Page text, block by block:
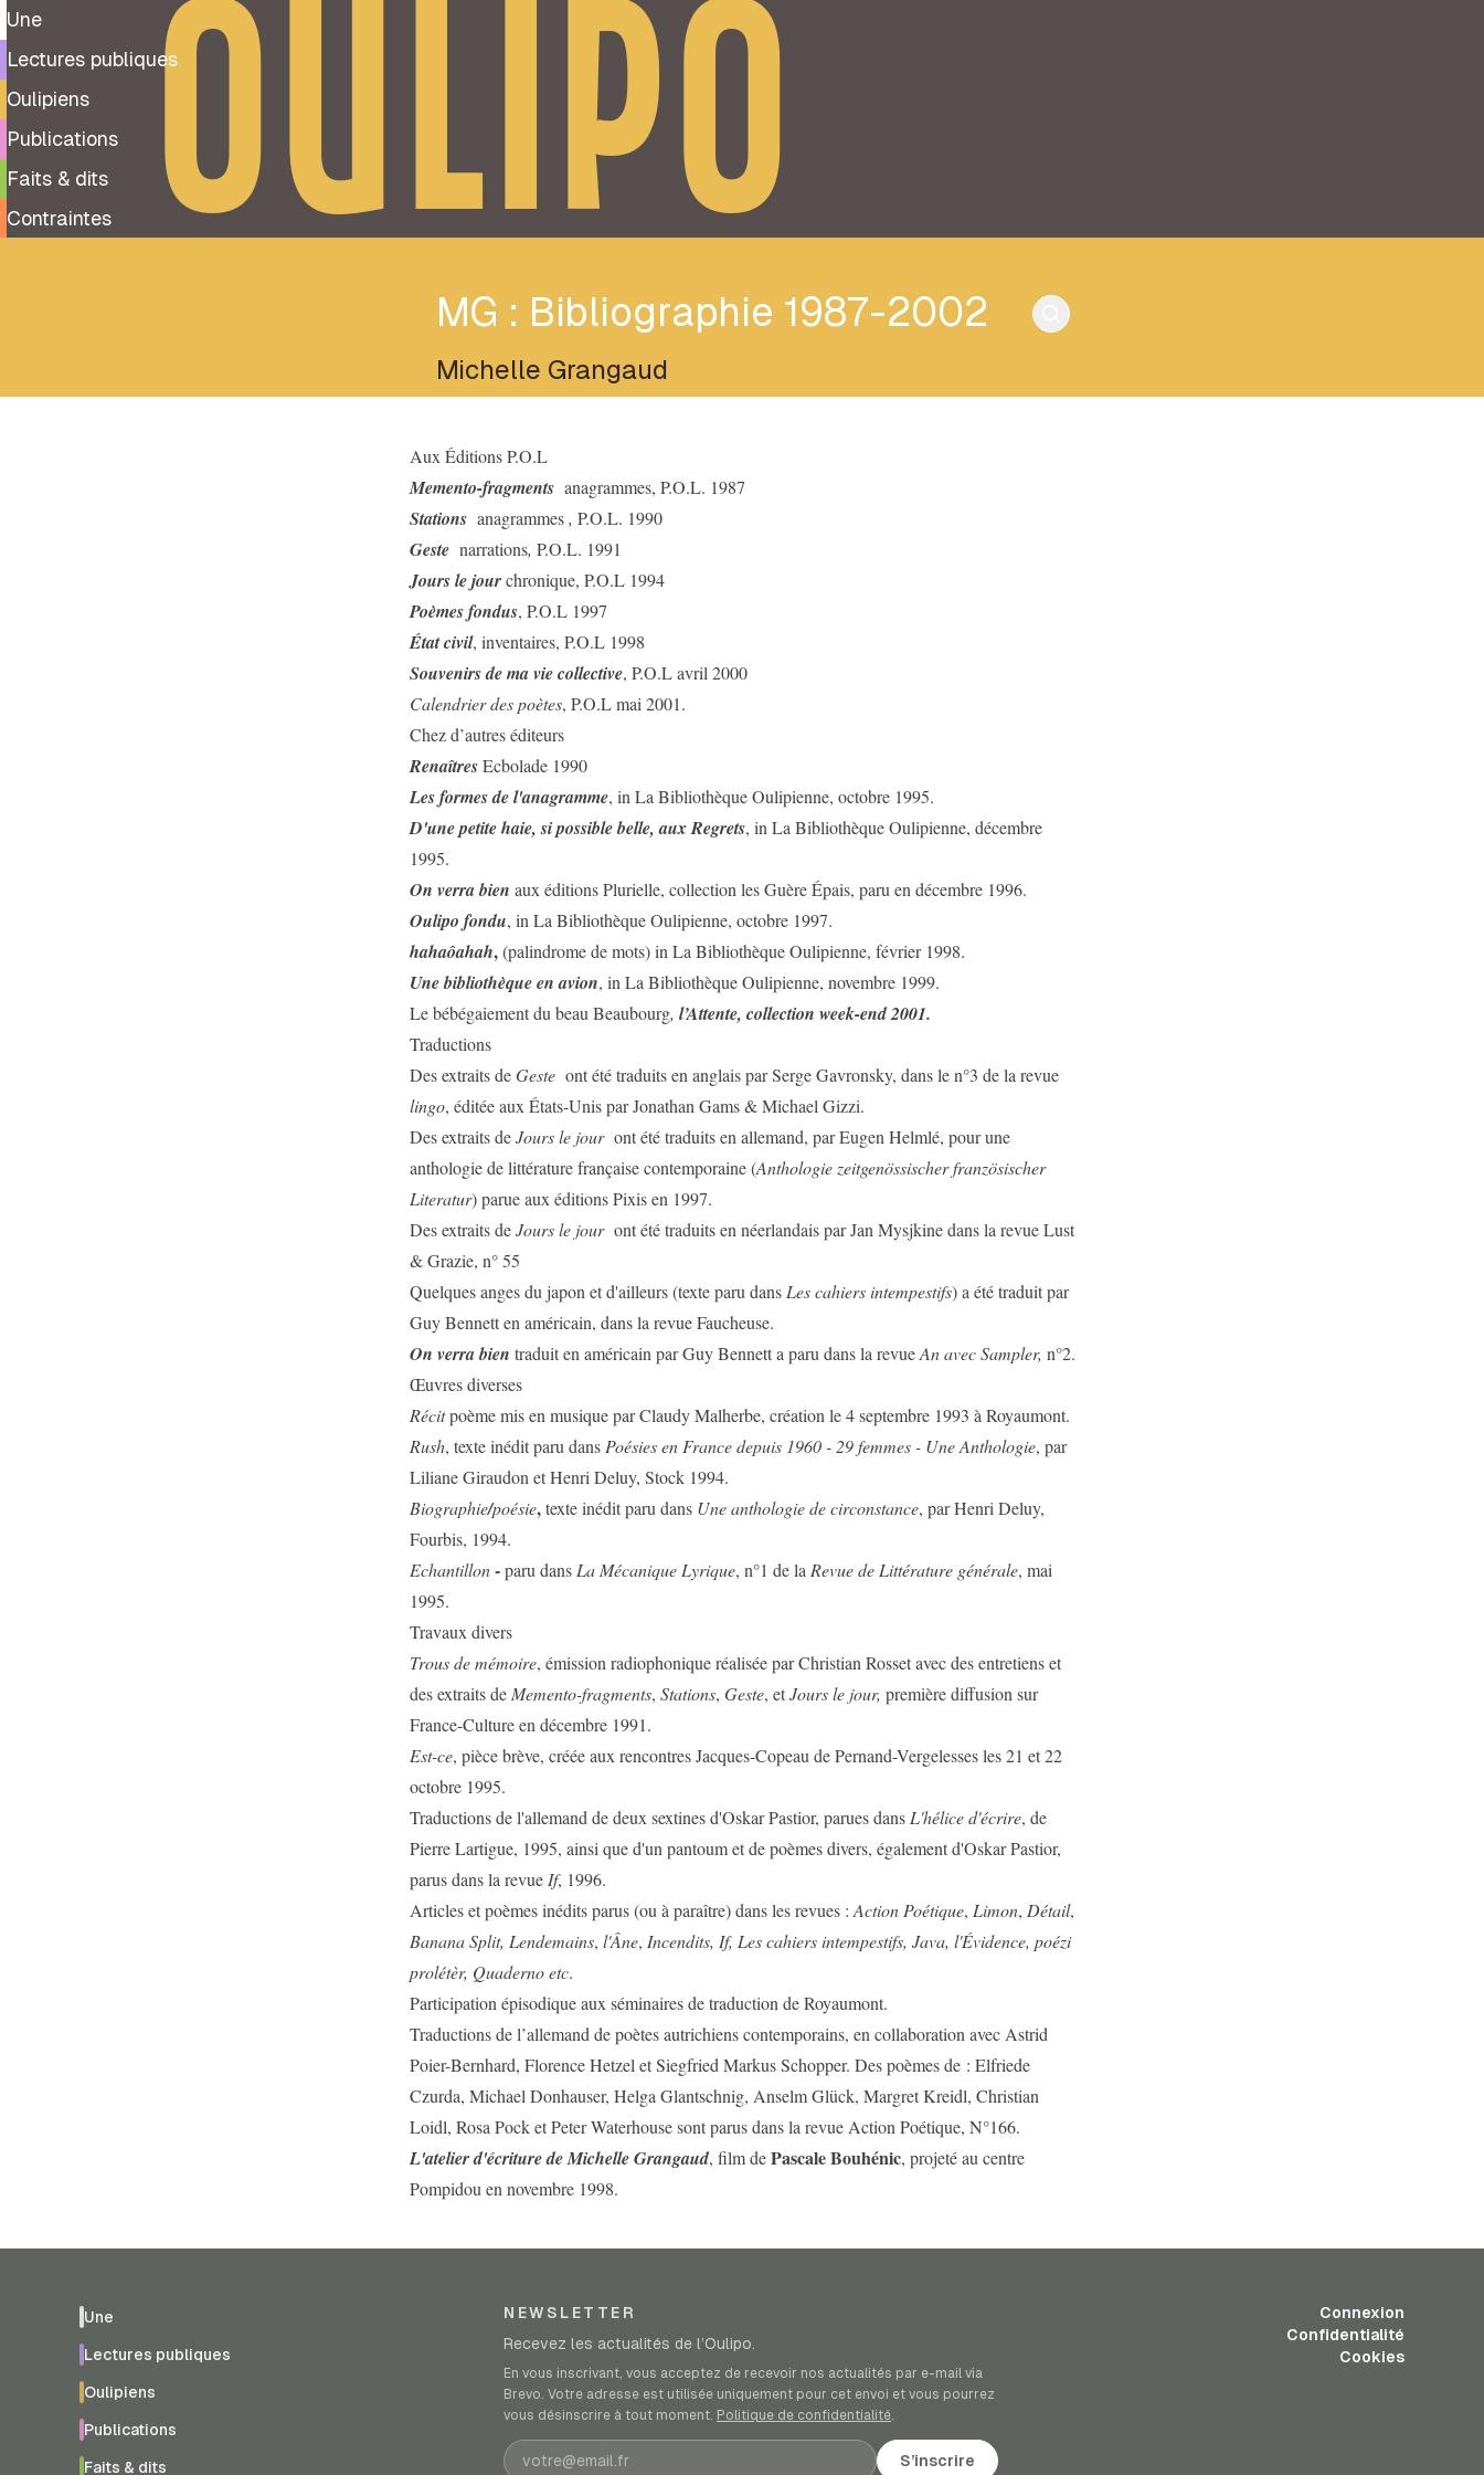
Une
Lectures publiques
Oulipiens
Publications
Faits & dits
Contraintes
OULIPO
MG : Bibliographie 1987-2002
Michelle Grangaud
Aux Éditions P.O.L
Memento-fragments anagrammes, P.O.L. 1987
Stationsanagrammes, P.O.L. 1990
Gestenarrations, P.O.L. 1991
Jours le jour chronique, P.O.L 1994
Poèmes fondus, P.O.L 1997
État civil, inventaires, P.O.L 1998
Souvenirs de ma vie collective, P.O.L avril 2000
Calendrier des poètes, P.O.L mai 2001.
Chez d’autres éditeurs
Renaîtres Ecbolade 1990
Les formes de l'anagramme, in La Bibliothèque Oulipienne, octobre 1995.
D'une petite haie, si possible belle, aux Regrets, in La Bibliothèque Oulipienne, décembre
1995.
On verra bien aux éditions Plurielle, collection les Guère Épais, paru en décembre 1996.
Oulipo fondu, in La Bibliothèque Oulipienne, octobre 1997.
hahaôahah,(palindrome de mots) in La Bibliothèque Oulipienne, février 1998.
Une bibliothèque en avion, in La Bibliothèque Oulipienne, novembre 1999.
Le bébégaiement du beau Beaubourg, l’Attente, collection week-end 2001.
Traductions
Des extraits deGesteont été traduits en anglais par Serge Gavronsky, dans le n°3 de la revue
lingo, éditée aux États-Unis par Jonathan Gams & Michael Gizzi.
Des extraits deJours le jouront été traduits en allemand, par Eugen Helmlé, pour une
anthologie de littérature française contemporaine (Anthologie zeitgenössischer französischer
Literatur) parue aux éditions Pixis en 1997.
Des extraits deJours le jouront été traduits en néerlandais par Jan Mysjkine dans la revue Lust
& Grazie, n° 55
Quelques anges du japon et d'ailleurs (texte paru dans Les cahiers intempestifs) a été traduit par
Guy Bennett en américain, dans la revue Faucheuse.
On verra bien traduit en américain par Guy Bennett a paru dans la revueAn avec Sampler, n°2.
Œuvres diverses
Récit poème mis en musique par Claudy Malherbe, création le 4 septembre 1993 à Royaumont.
Rush, texte inédit paru dans Poésies en France depuis 1960 - 29 femmes - Une Anthologie, par
Liliane Giraudon et Henri Deluy, Stock 1994.
Biographie/poésie,texte inédit paru dans Une anthologie de circonstance, par Henri Deluy,
Fourbis, 1994.
Echantillon-paru dans La Mécanique Lyrique, n°1 de la Revue de Littérature générale, mai
1995.
Travaux divers
Trous de mémoire, émission radiophonique réalisée par Christian Rosset avec des entretiens et
des extraits de Memento-fragments, Stations, Geste, etJours le jour, première diffusion sur
France-Culture en décembre 1991.
Est-ce, pièce brève, créée aux rencontres Jacques-Copeau de Pernand-Vergelesses les 21 et 22
octobre 1995.
Traductions de l'allemand de deux sextines d'Oskar Pastior, parues dans L'hélice d'écrire, de
Pierre Lartigue, 1995, ainsi que d'un pantoum et de poèmes divers, également d'Oskar Pastior,
parus dans la revue If, 1996.
Articles et poèmes inédits parus (ou à paraître) dans les revues : Action Poétique, Limon, Détail,
Banana Split, Lendemains, l'Âne, Incendits, If, Les cahiers intempestifs, Java, l'Évidence, poézi
prolétèr, Quaderno etc.
Participation épisodique aux séminaires de traduction de Royaumont.
Traductions de l’allemand de poètes autrichiens contemporains, en collaboration avec Astrid
Poier-Bernhard, Florence Hetzel et Siegfried Markus Schopper. Des poèmes de : Elfriede
Czurda, Michael Donhauser, Helga Glantschnig, Anselm Glück, Margret Kreidl, Christian
Loidl, Rosa Pock et Peter Waterhouse sont parus dans la revue Action Poétique, N°166.
L'atelier d'écriture de Michelle Grangaud, film dePascale Bouhénic, projeté au centre
Pompidou en novembre 1998.
Une
Lectures publiques
Oulipiens
Publications
Faits & dits
NEWSLETTER
Recevez les actualités de l’Oulipo.
En vous inscrivant, vous acceptez de recevoir nos actualités par e-mail via
Brevo. Votre adresse est utilisée uniquement pour cet envoi et vous pourrez
vous désinscrire à tout moment. Politique de confidentialité.
Adresse e-mail S’inscrire
Connexion
Confidentialité
Cookies